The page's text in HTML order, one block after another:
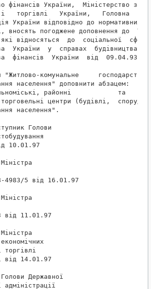
фінансів України,  Міністерство
торгівлі   України,   Головна
України відповідно до нормативних
вносять погоджене доповнення до
відносяться  до  соціальної
України  у  справах  будівництва
фінансів  України  від  09.04.93
"Житлово-комунальне     господарство
населення" доповнити абзацем:
районні            та
торговельні центри (будівлі,  споруди
населення".
Голови
10.01.97
4983/5 від 16.01.97
від 11.01.97
і торгівлі
від 14.01.97
Державної
адміністрації